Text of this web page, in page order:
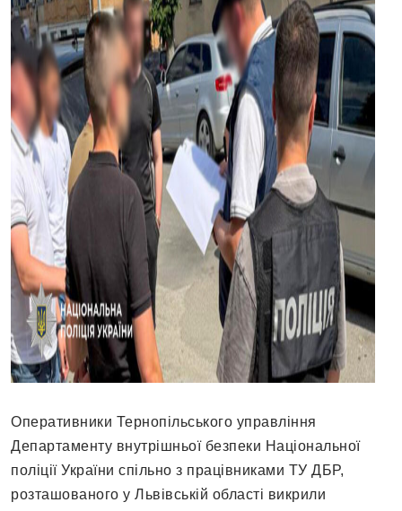
Оперативники Тернопільського управління
Департаменту внутрішньої безпеки Національної
поліції України спільно з працівниками ТУ ДБР,
розташованого у Львівській області викрили